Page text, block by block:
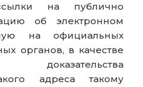
на публично
об электронном
на официальных
органов, в качестве
адреса такому